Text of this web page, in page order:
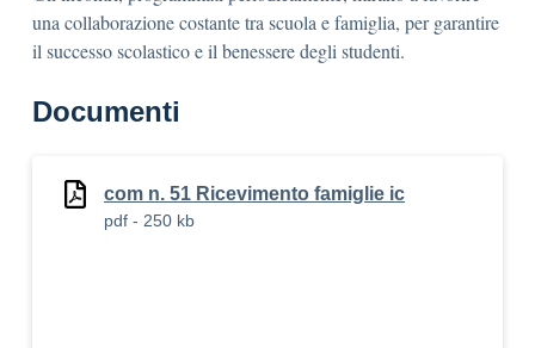
una collaborazione costante tra scuola e famiglia, per garantire
il successo scolastico e il benessere degli studenti.
Documenti
com n. 51 Ricevimento famiglie ic
pdf - 250 kb